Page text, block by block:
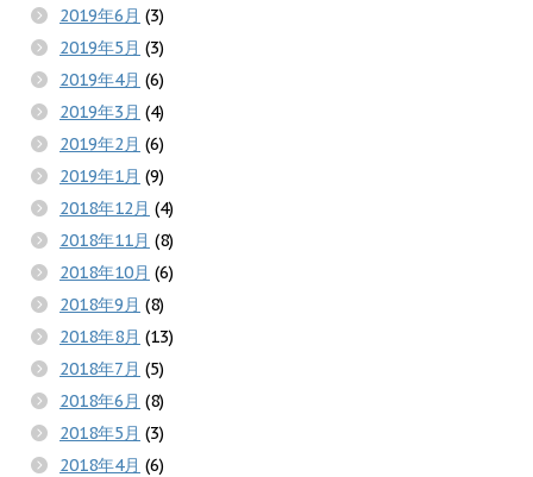
2019年6月 (3)
2019年5月 (3)
2019年4月 (6)
2019年3月 (4)
2019年2月 (6)
2019年1月 (9)
2018年12月 (4)
2018年11月 (8)
2018年10月 (6)
2018年9月 (8)
2018年8月 (13)
2018年7月 (5)
2018年6月 (8)
2018年5月 (3)
2018年4月 (6)